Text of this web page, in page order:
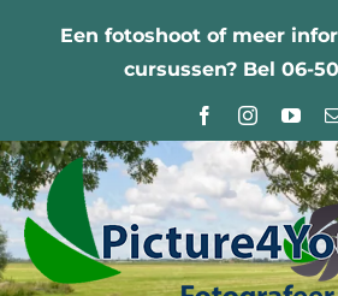
Een fotoshoot of meer
cursussen? Bel 06-